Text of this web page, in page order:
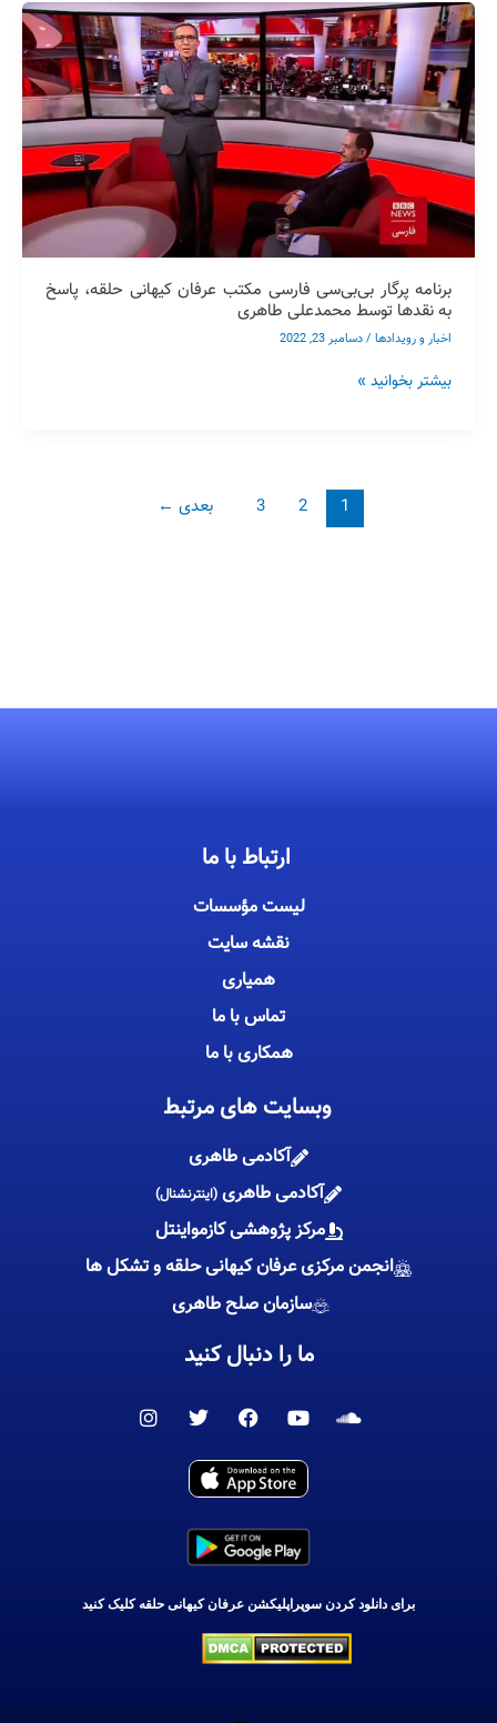
برنامه پرگار بی‌بی‌سی فارسی مکتب عرفان کیهانی حلقه، پاسخ
به نقدها توسط محمدعلی طاهری
اخبار و رویدادها/دسامبر 23, 2022
برنامه
پرگار
بی‌بی‌سی
فارسی
مکتب
عرفان
کیهانی
حلقه،
پاسخ
به
نقدها
توسط
محمدعلی
طاهری
بیشتر بخوانید »
1
2
3 بعدی ←
ارتباط با ما
لیست مؤسسات
نقشه سایت
همیاری
تماس با ما
همکاری با ما
وبسایت های مرتبط
آکادمی طاهری
آکادمی طاهری (اینترنشنال)
مرکز پژوهشی کازمواینتل
انجمن مرکزی عرفان کیهانی حلقه و تشکل ها
سازمان صلح طاهری
ما را دنبال کنید
S
d
Y
u
t
u
e
F
c
e
b
o
k
T
i
t
r
I
برای دانلود کردن سوپراپلیکشن عرفان کیهانی حلقه کلیک کنید